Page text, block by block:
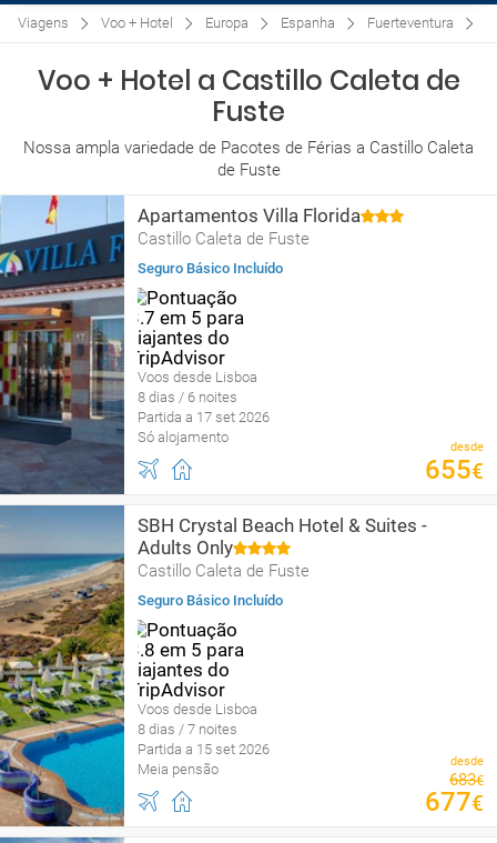
Viagens Voo + Hotel Europa Espanha Fuerteventura
Voo + Hotel a Castillo Caleta de
Fuste
Nossa ampla variedade de Pacotes de Férias a Castillo Caleta
de Fuste
Apartamentos Villa Florida
Castillo Caleta de Fuste
Seguro Básico Incluído
Voos desde Lisboa
8 dias / 6 noites
Partida a 17 set 2026
Só alojamento
desde
655€
SBH Crystal Beach Hotel & Suites -
Adults Only
Castillo Caleta de Fuste
Seguro Básico Incluído
Voos desde Lisboa
8 dias / 7 noites
Partida a 15 set 2026
Meia pensão
desde
683€
677€